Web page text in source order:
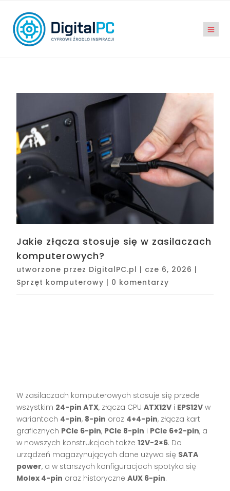
Jakie złącza stosuje się w zasilaczach
komputerowych?
utworzone przez DigitalPC.pl | cze 6, 2026 |
Sprzęt komputerowy | 0 komentarzy
W zasilaczach komputerowych stosuje się przede
wszystkim 24-pin ATX, złącza CPUATX12V i EPS12V w
wariantach 4-pin, 8-pin oraz 4+4-pin, złącza kart
graficznych PCIe 6-pin, PCIe 8-pin i PCIe 6+2-pin, a
w nowszych konstrukcjach także12V-2×6. Do
urządzeń magazynujących dane używa się SATA
power, a w starszych konfiguracjach spotyka się
Molex 4-pin oraz historyczneAUX 6-pin.